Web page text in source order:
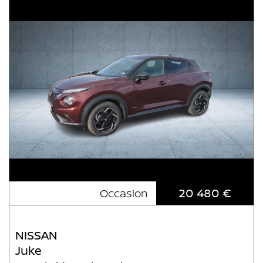
Occasion 20 480 €
NISSAN
Juke